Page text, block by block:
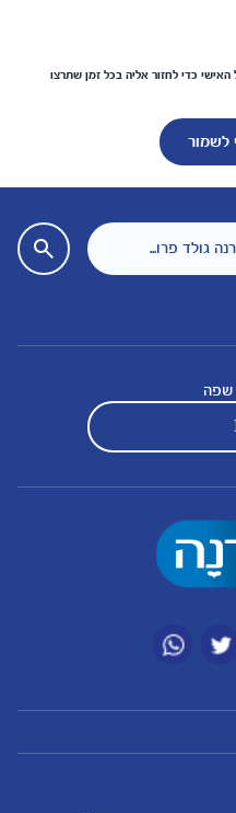
כדי לחזור אליה בכל זמן שתרצו
לשמור
שפה
מטרנה